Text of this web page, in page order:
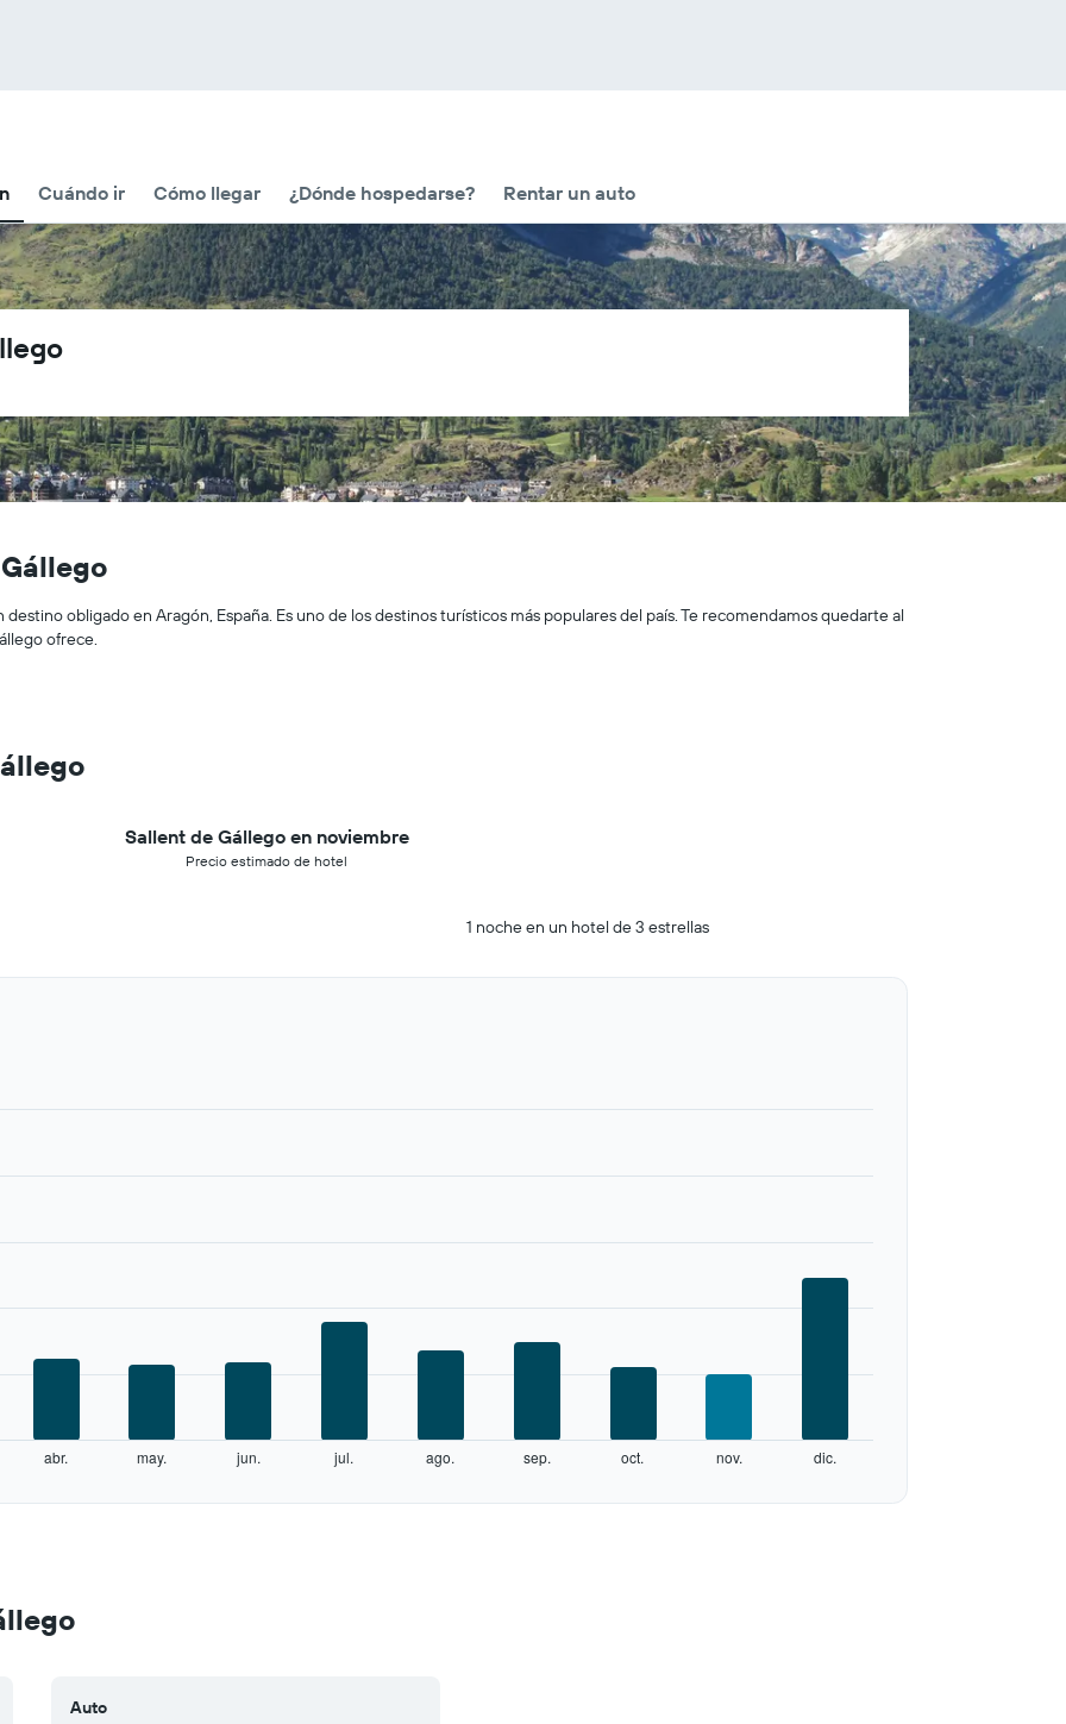
Cuándo ir Cómo llegar ¿Dónde hospedarse? Rentar un auto
obligado en Aragón, España. Es uno de los destinos turísticos más populares del país. Te recomendamos quedarte al
ofrece.
Sallent de Gállego en noviembre
Precio estimado de hotel
1 noche en un hotel de 3 estrellas
abr. may. jun. jul. ago. sep. oct. nov. dic.
Auto